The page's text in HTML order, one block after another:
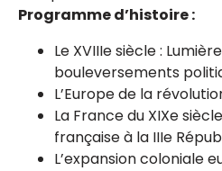
Programme d’histoire :
Le XVIIIe siècle :
bouleversements
L’Europe de la
La France du XIXe
française à la IIIe
L’expansion coloniale